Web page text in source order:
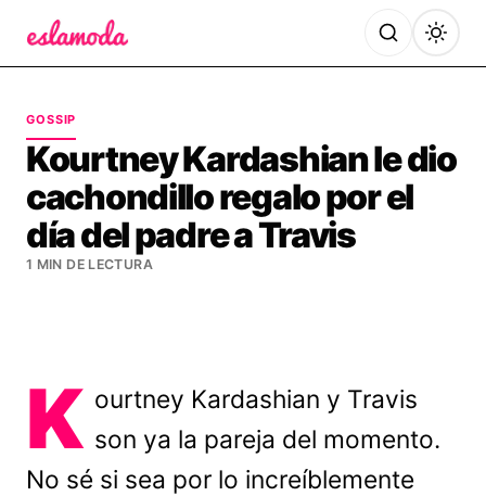
GOSSIP
Kourtney Kardashian le dio
cachondillo regalo por el
día del padre a Travis
1 MIN DE LECTURA
K ourtney Kardashian y Travis
son ya la pareja del momento.
No sé si sea por lo increíblemente